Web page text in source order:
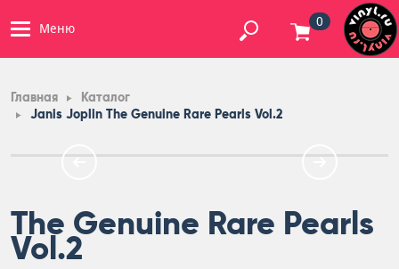
Меню 0
Главная
Каталог
Janis Joplin The Genuine Rare Pearls Vol.2
The Genuine Rare Pearls
Vol.2